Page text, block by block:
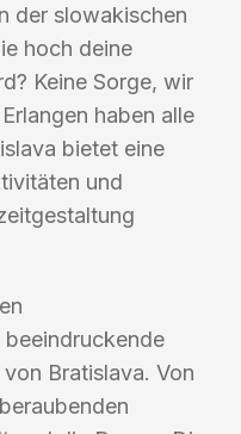
der slowakischen
hoch deine
Keine Sorge, wir
haben alle
bietet eine
und
Bratislava. Von